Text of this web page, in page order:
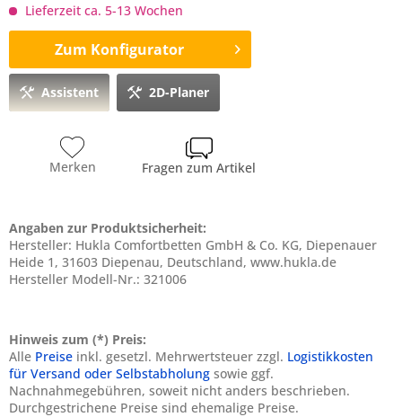
Lieferzeit ca. 5-13 Wochen
Zum Konfigurator
Assistent 2D-Planer
Merken Fragen zum Artikel
Angaben zur Produktsicherheit:
Hersteller: Hukla Comfortbetten GmbH & Co. KG, Diepenauer
Heide 1, 31603 Diepenau, Deutschland, www.hukla.de
Hersteller Modell-Nr.: 321006
Hinweis zum (*) Preis:
Alle Preise inkl. gesetzl. Mehrwertsteuer zzgl. Logistikkosten
für Versand oder Selbstabholung sowie ggf.
Nachnahmegebühren, soweit nicht anders beschrieben.
Durchgestrichene Preise sind ehemalige Preise.